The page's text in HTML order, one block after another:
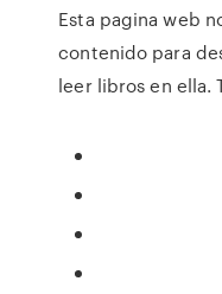
Esta pagina web
contenido para
leer libros en ella.